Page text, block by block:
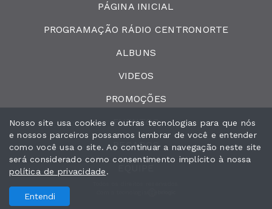
PÁGINA INICIAL
PROGRAMAÇÃO RÁDIO CENTRONORTE
ALBUNS
VIDEOS
PROMOÇÕES
EVENTOS
RECADOS
Nosso site usa cookies e outras tecnologias para que nós
e nossos parceiros possamos lembrar de você e entender
como você usa o site. Ao continuar a navegação neste site
será considerado como consentimento implícito à nossa
política de privacidade.
Entendi